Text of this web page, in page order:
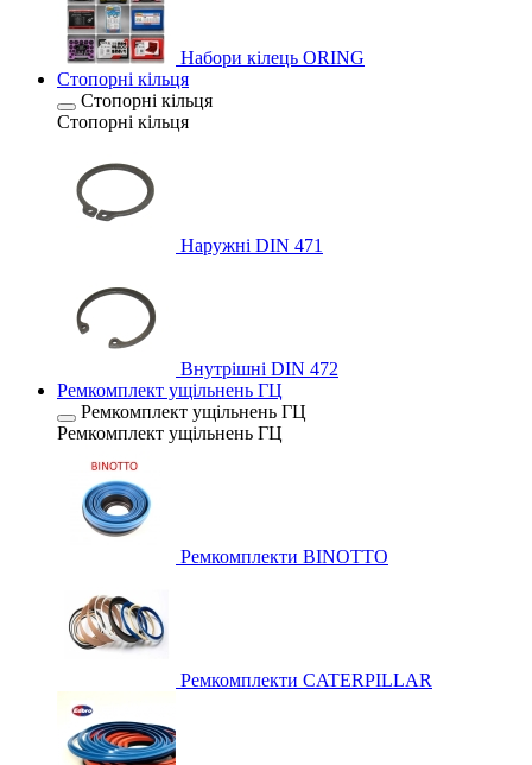
Набори кілець ORING
Стопорні кільця
Стопорні кільця
Стопорні кільця
Наружні DIN 471
Внутрішні DIN 472
Ремкомплект ущільнень ГЦ
Ремкомплект ущільнень ГЦ
Ремкомплект ущільнень ГЦ
Ремкомплекти BINOTTO
Ремкомплекти CATERPILLAR